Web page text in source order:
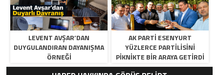
LEVENT AVŞAR’DAN
DUYGULANDIRAN DAYANIŞMA
ÖRNEĞI
AK PARTI ESENYURT
YÜZLERCE PARTILISINI
PIKNIKTE BIR ARAYA GETIRDI